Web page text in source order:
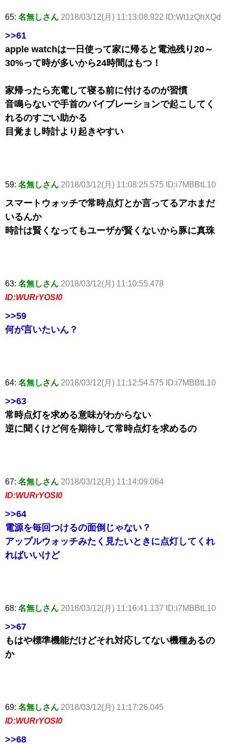
65: 名無しさん 2018/03/12(月) 11:13:08.922 ID:Wt1zQhXQd
>>61
apple watchは一日使って家に帰ると電池残り20～
30%って時が多いから24時間はもつ！
家帰ったら充電して寝る前に付けるのが習慣
音鳴らないで手首のバイブレーションで起こしてく
れるのすごい助かる
目覚まし時計より起きやすい
59: 名無しさん 2018/03/12(月) 11:08:25.575 ID:i7MBBtL10
スマートウォッチで常時点灯とか言ってるアホまだ
いるんか
時計は賢くなってもユーザが賢くないから豚に真珠
63: 名無しさん 2018/03/12(月) 11:10:55.478
ID:WURrYOSl0
>>59
何が言いたいん？
64: 名無しさん 2018/03/12(月) 11:12:54.575 ID:i7MBBtL10
>>63
常時点灯を求める意味がわからない
逆に聞くけど何を期待して常時点灯を求めるの
67: 名無しさん 2018/03/12(月) 11:14:09.064
ID:WURrYOSl0
>>64
電源を毎回つけるの面倒じゃない？
アップルウォッチみたく見たいときに点灯してくれ
ればいいけど
68: 名無しさん 2018/03/12(月) 11:16:41.137 ID:i7MBBtL10
>>67
もはや標準機能だけどそれ対応してない機種あるの
か
69: 名無しさん 2018/03/12(月) 11:17:26.045
ID:WURrYOSl0
>>68